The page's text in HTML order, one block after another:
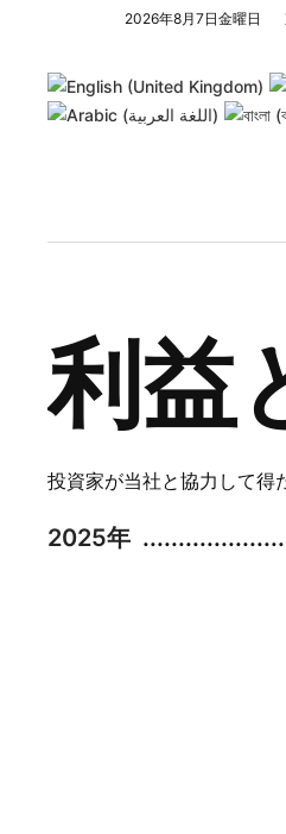
2026年8月7日金曜日
利益
投資家が当社と協力して得
2025年